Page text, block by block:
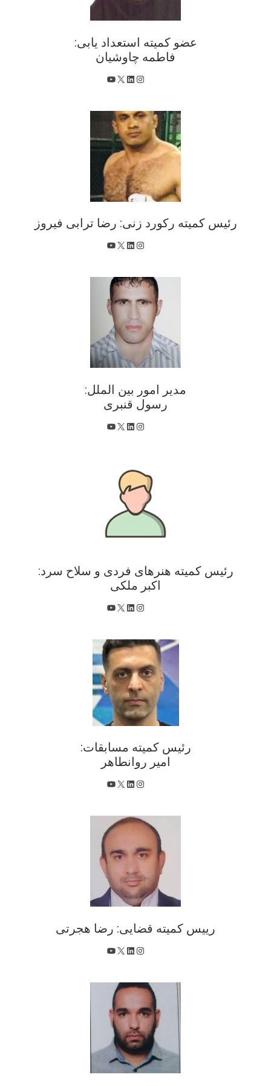
عضو کمیته استعداد یابی:
فاطمه چاوشیان
اینستاگرم
لینکداین
X یوتیوب
رئیس کمیته رکورد زنی: رضا ترابی فیروز
اینستاگرم
لینکداین
X یوتیوب
مدیر امور بین الملل:
رسول قنبری
اینستاگرم
لینکداین
X یوتیوب
رئیس کمیته هنرهای فردی و سلاح سرد:
اکبر ملکی
اینستاگرم
لینکداین
X یوتیوب
رئیس کمیته مسابقات:
امیر روانطاهر
اینستاگرم
لینکداین
X یوتیوب
رییس کمیته قضایی: رضا هجرتی
اینستاگرم
لینکداین
X یوتیوب